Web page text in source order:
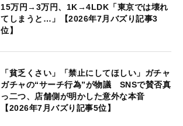
15万円→3万円、1K→4LDK「東京では壊れ
てしまうと…」【2026年7月バズり記事3
位】
「貧乏くさい」「禁止にしてほしい」ガチャ
ガチャの“サーチ行為”が物議 SNSで賛否真
っ二つ、店舗側が明かした意外な本音
【2026年7月バズり記事5位】